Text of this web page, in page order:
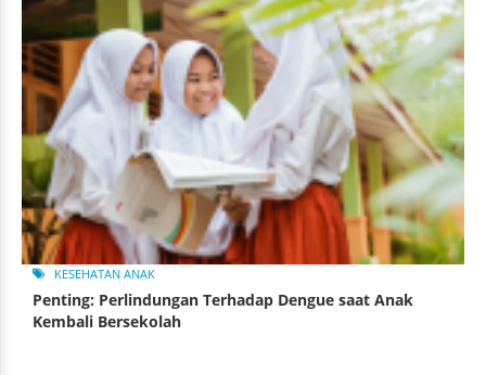
KESEHATAN ANAK
Penting: Perlindungan Terhadap Dengue saat Anak
Kembali Bersekolah